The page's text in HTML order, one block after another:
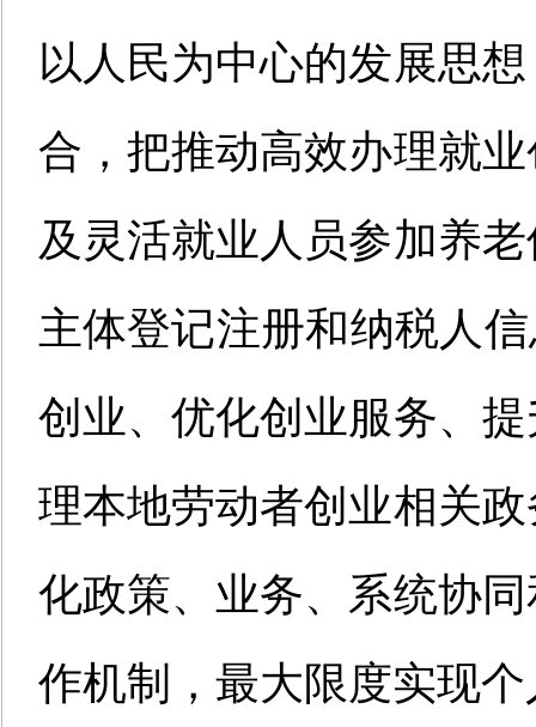
以人民为中心的发展思
合，把推动高效办理就
及灵活就业人员参加养
主体登记注册和纳税人
创业、优化创业服务、
理本地劳动者创业相关
化政策、业务、系统协
作机制，最大限度实现